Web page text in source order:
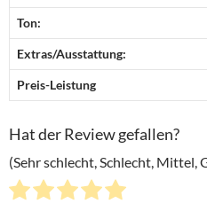
Ton:
Extras/Ausstattung:
Preis-Leistung
Hat der Review gefallen?
(Sehr schlecht, Schlecht, Mittel,